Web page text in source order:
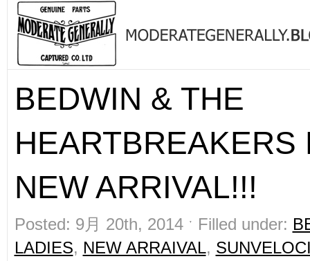
BEDWIN & THE
HEARTBREAKERS
NEW ARRIVAL!!!
Posted: 9月 20th, 2014 ˑ Filled under:
LADIES, NEW ARRAIVAL,